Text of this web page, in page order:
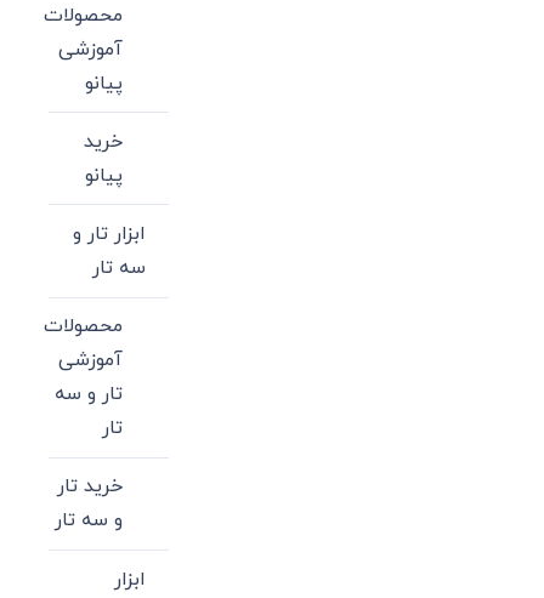
محصولات
آموزشی
پیانو
خرید
پیانو
ابزار تار و
سه تار
محصولات
آموزشی
تار و سه
تار
خرید تار
و سه تار
ابزار